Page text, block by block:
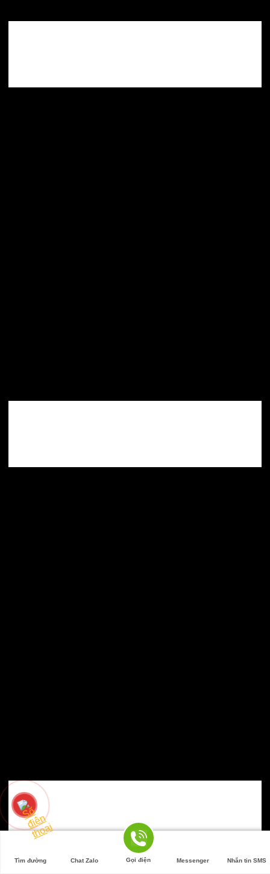
Tìm đường Chat Zalo Gọi điện Messenger Nhắn tin SMS